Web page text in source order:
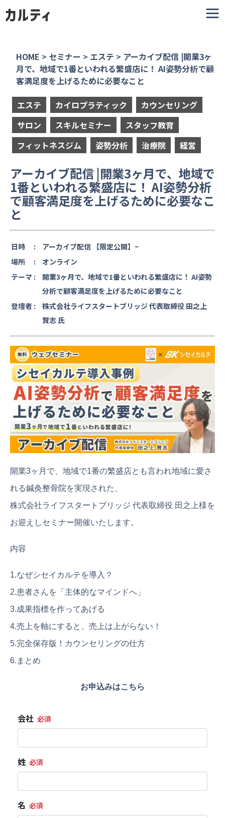
HOME > セミナー > エステ > アーカイブ配信 |開業3ヶ
月で、地域で1番といわれる繁盛店に！ AI姿勢分析で顧
客満足度を上げるために必要なこと
エステ
カイロプラティック
カウンセリング
サロン
スキルセミナー
スタッフ教育
フィットネスジム
姿勢分析 治療院 経営
アーカイブ配信 |開業3ヶ月で、地域で
1番といわれる繁盛店に！ AI姿勢分析
で顧客満足度を上げるために必要なこ
と
日時 :
アーカイブ配信 【限定公開】~
場所 :
オンライン
テーマ :
開業3ヶ月で、地域で1番といわれる繁盛店に！ AI姿勢
分析で顧客満足度を上げるために必要なこと
登壇者 :
株式会社ライフスタートブリッジ 代表取締役 田之上
賢志 氏
開業3ヶ月で、地域で1番の繁盛店とも言われ地域に愛さ
れる鍼灸整骨院を実現された、
株式会社ライフスタートブリッジ 代表取締役 田之上様を
お迎えしセミナー開催いたします。
内容
1.なぜシセイカルテを導入？
2.患者さんを「主体的なマインドへ」
3.成果指標を作ってあげる
4.売上を軸にすると、売上は上がらない！
5.完全保存版！カウンセリングの仕方
6.まとめ
お申込みはこちら